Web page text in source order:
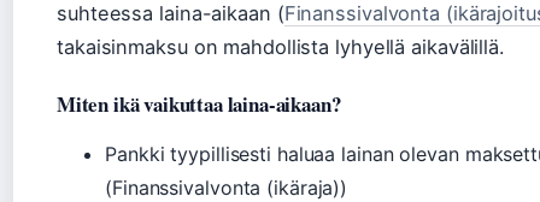
suhteessa laina-aikaan (Finanssivalvonta
takaisinmaksu on mahdollista lyhyellä aikavälillä.
Miten ikä vaikuttaa laina-aikaan?
Pankki tyypillisesti haluaa lainan olevan
(Finanssivalvonta (ikäraja))